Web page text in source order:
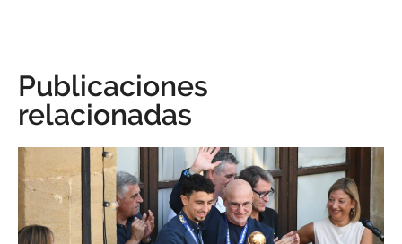
Publicaciones
relacionadas